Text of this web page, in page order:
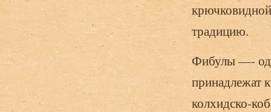
традицию.
Фибулы —-
принадлежат
колхидско-